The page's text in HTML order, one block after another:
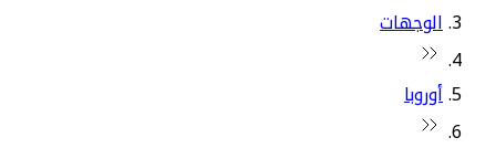
الوجهات
أوروبا